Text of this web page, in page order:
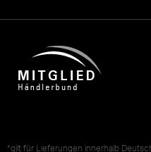
*gilt für Lieferungen innerhalb